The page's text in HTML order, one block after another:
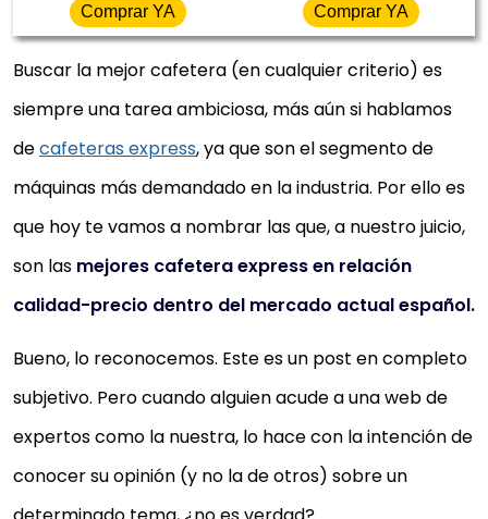
Comprar YA Comprar YA
Buscar la mejor cafetera (en cualquier criterio) es
siempre una tarea ambiciosa, más aún si hablamos
decafeteras express, ya que son el segmento de
máquinas más demandado en la industria. Por ello es
que hoy te vamos a nombrar las que, a nuestro juicio,
son las mejores cafetera express en relación
calidad-precio dentro del mercado actual español.
Bueno, lo reconocemos. Este es un post en completo
subjetivo. Pero cuando alguien acude a una web de
expertos como la nuestra, lo hace con la intención de
conocer su opinión (y no la de otros) sobre un